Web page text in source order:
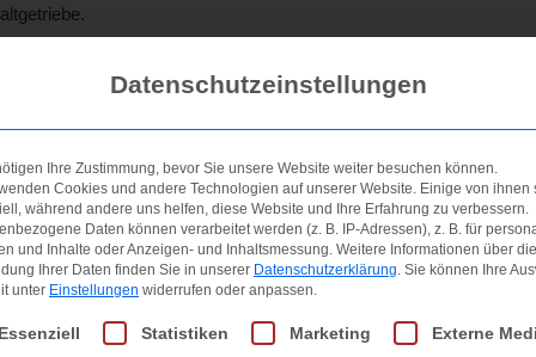
wichtig ist
Verbindung zwischen Motor und Getriebe kurz getrennt. Das
beschädigt werden, wenn du den Gang wechselst. Lässt du
wiederhergestellt, und die Kraft des Motors gelangt auf
diesen Ablauf stören – was du beim Schalten sofort merkst.
anfühlt
sich gleichmäßig und ohne großen Widerstand durchtreten. Du
hören und keine Ruckler spüren. Auch der Schleifpunkt –
Anfahren langsam losrollt – sollte klar spürbar sein. Wenn
oder ungewohnt hart anfühlt, könnte das ein erstes Anzeichen
Datenschutzeinstellungen
Ihre Zustimmung, bevor Sie unsere Website weiter besuchen können.
Cookies und andere Technologien auf unserer Website. Einige von ihnen
während andere uns helfen, diese Website und Ihre Erfahrung zu verbessern.
Daten können verarbeitet werden (z. B. IP-Adressen), z. B. für
und Inhalte oder Anzeigen- und Inhaltsmessung. Weitere Informationen über die
Ihrer Daten finden Sie in unserer Datenschutzerklärung. Sie können Ihre
unter Einstellungen widerrufen oder anpassen.
eine Liste der Service-Gruppen, für die eine Einwilligung erteilt
Essenziell Statistiken Marketing Externe